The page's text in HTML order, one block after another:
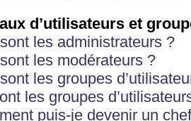
d’utilisateurs et
les administrateurs ?
les modérateurs ?
les groupes
les groupes
puis-je devenir un